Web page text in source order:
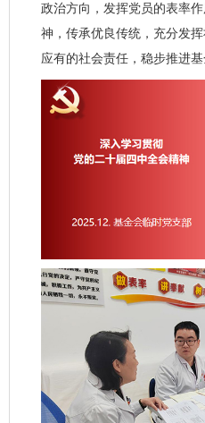
政治方向，发挥党员的表率
神，传承优良传统，充分发
应有的社会责任，稳步推进基